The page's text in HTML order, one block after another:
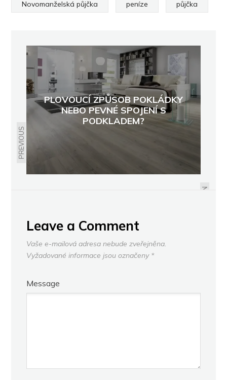
Novomanželská půjčka peníze půjčka
PREVIOUS
PLOVOUCÍ ZPŮSOB POKLÁDKY
NEBO PEVNÉ SPOJENÍ S
PODKLADEM?
NEXT
INJEKTÁŽ ZDIVA JEDINĚ OD
Leave a Comment
Vaše e-mailová adresa nebude zveřejněna.
Vyžadované informace jsou označeny *
Message